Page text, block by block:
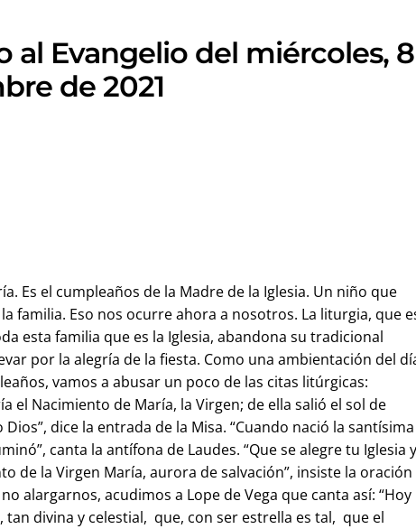
al Evangelio del miércoles, 8
de 2021
Es el cumpleaños de la Madre de la Iglesia. Un niño que
familia. Eso nos ocurre ahora a nosotros. La liturgia, que
esta familia que es la Iglesia, abandona su tradicional
por la alegría de la fiesta. Como una ambientación del
vamos a abusar un poco de las citas litúrgicas:
el Nacimiento de María, la Virgen; de ella salió el sol de
dice la entrada de la Misa. “Cuando nació la santísima
canta la antífona de Laudes. “Que se alegre tu Iglesia y
de la Virgen María, aurora de salvación”, insiste la oración
alargarnos, acudimos a Lope de Vega que canta así: “Hoy
tan divina y celestial, que, con ser estrella es tal, que el